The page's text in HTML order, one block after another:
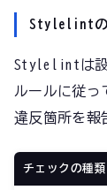
Stylelintの
Stylelintは設
ルールに従っ
違反箇所を報
チェックの種類